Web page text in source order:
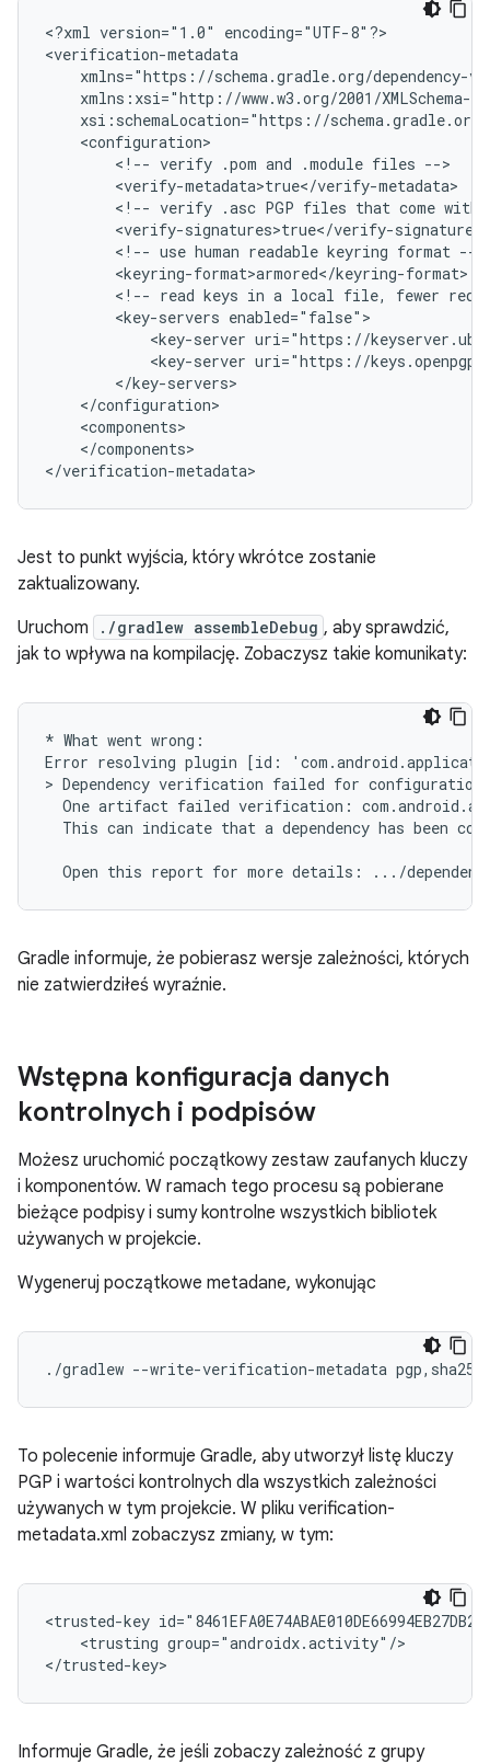
<?xml version="1.0"
encoding="UTF-8"?>
xsi:schemaLocation="https://
<!-- verify .pom and .module files
<!-- verify .asc PGP files that come with
<!-- use human readable keyring format
<!-- read keys in a local file, fewer
<key-servers
<key-server
<key-server
</components>
Jest to punkt wyjścia, który wkrótce zostanie
zaktualizowany.
Uruchom
./gradlew assembleDebug , aby sprawdzić,
jak to wpływa na kompilację. Zobaczysz takie komunikaty:
* What went wrong:
Error resolving plugin [id:
> Dependency verification failed for configuration
One artifact failed verification:
This can indicate that a dependency has been
Gradle informuje, że pobierasz wersje zależności, których
nie zatwierdziłeś wyraźnie.
Wstępna konfiguracja danych
kontrolnych i podpisów
Możesz uruchomić początkowy zestaw zaufanych kluczy
i komponentów. W ramach tego procesu są pobierane
bieżące podpisy i sumy kontrolne wszystkich bibliotek
używanych w projekcie.
Wygeneruj początkowe metadane, wykonując
To polecenie informuje Gradle, aby utworzył listę kluczy
PGP i wartości kontrolnych dla wszystkich zależności
używanych w tym projekcie. W pliku verification-
metadata.xml zobaczysz zmiany, w tym:
<trusted-key
<trusting group="androidx.activity"/>
Informuje Gradle, że jeśli zobaczy zależność z grupy